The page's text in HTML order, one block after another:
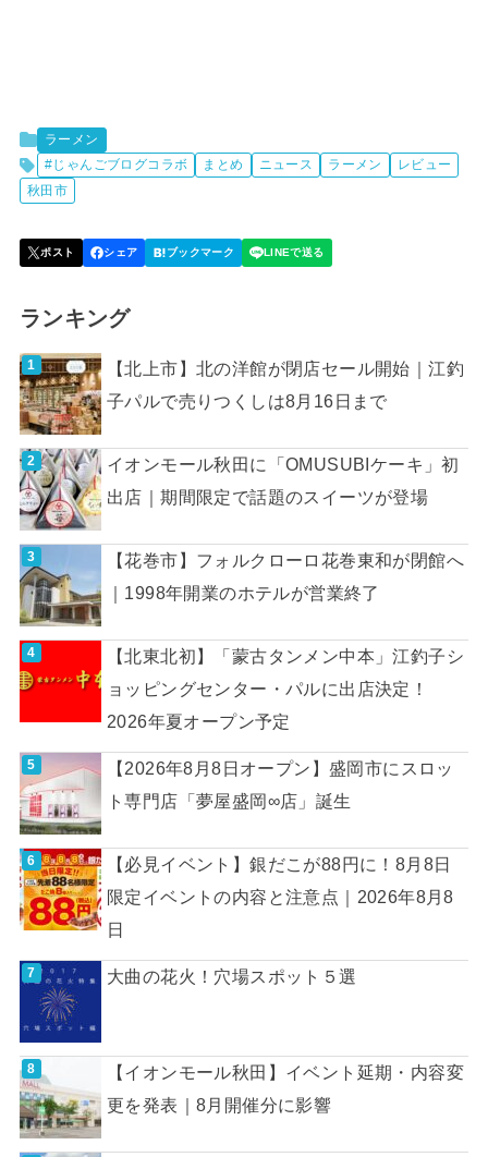
ラーメン
#じゃんごブログコラボ
まとめ ニュース ラーメン
レビュー
秋田市
ランキング
【北上市】北の洋館が閉店セール開始｜江釣
子パルで売りつくしは8月16日まで
イオンモール秋田に「OMUSUBIケーキ」初
出店｜期間限定で話題のスイーツが登場
【花巻市】フォルクローロ花巻東和が閉館へ
｜1998年開業のホテルが営業終了
【北東北初】「蒙古タンメン中本」江釣子シ
ョッピングセンター・パルに出店決定！
2026年夏オープン予定
【2026年8月8日オープン】盛岡市にスロッ
ト専門店「夢屋盛岡∞店」誕生
【必見イベント】銀だこが88円に！8月8日
限定イベントの内容と注意点｜2026年8月8
日
大曲の花火！穴場スポット５選
【イオンモール秋田】イベント延期・内容変
更を発表｜8月開催分に影響